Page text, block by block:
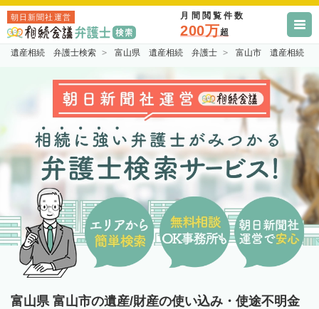
朝日新聞社運営 月間閲覧件数
200万超
遺産相続 弁護士検索 富山県 遺産相続 弁護士 富山市 遺産相続
富山県 富山市の遺産/財産の使い込み・使途不明金